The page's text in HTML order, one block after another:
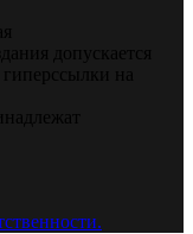
допускается
на